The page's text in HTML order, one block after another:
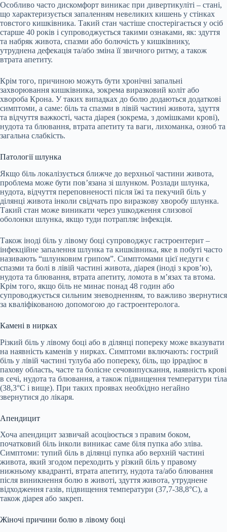
Особливо часто дискомфорт виникає при дивертикуліті – стані,
що характеризується запаленням невеликих кишень у стінках
товстого кишківника. Такий стан частіше спостерігається у осіб
старше 40 років і супроводжується такими ознаками, як: здуття
та набряк живота, спазми або болючість у кишківнику,
утруднена дефекація та/або зміна її звичного ритму, а також
втрата апетиту.
Крім того, причиною можуть бути хронічні запальні
захворювання кишківника, зокрема виразковий коліт або
хвороба Крона. У таких випадках до болю додаються додаткові
симптоми, а саме: біль та спазми в лівій частині живота, здуття
та відчуття важкості, часта діарея (зокрема, з домішками крові),
нудота та блювання, втрата апетиту та ваги, лихоманка, озноб та
загальна слабкість.
Патології шлунка
Якщо біль локалізується ближче до верхньої частини живота,
проблема може бути пов’язана зі шлунком. Розлади шлунка,
нудота, відчуття переповненості після їжі та пекучий біль у
ділянці живота інколи свідчать про виразкову хворобу шлунка.
Такий стан може виникати через ушкодження слизової
оболонки шлунка, якщо туди потрапляє інфекція.
Також іноді біль у лівому боці супроводжує гастроентерит –
інфекційне запалення шлунка та кишківника, яке в побуті часто
називають “шлунковим грипом”. Симптомами цієї недуги є
спазми та болі в лівій частині живота, діарея (іноді з кров’ю),
нудота та блювання, втрата апетиту, ломота в м’язах та втома.
Крім того, якщо біль не минає понад 48 годин або
супроводжується сильним зневодненням, то важливо звернутися
за кваліфікованою допомогою до гастроентеролога.
Камені в нирках
Різкий біль у лівому боці або в ділянці попереку може вказувати
на наявність каменів у нирках. Симптоми включають: гострий
біль у лівій частині тулуба або попереку, біль, що іррадіює в
пахову область, часте та болісне сечовипускання, наявність крові
в сечі, нудота та блювання, а також підвищення температури тіла
(38,3°C і вище). При таких проявах необхідно негайно
звернутися до лікаря.
Апендицит
Хоча апендицит зазвичай асоціюється з правим боком,
початковий біль інколи виникає саме біля пупка або зліва.
Симптоми: тупий біль в ділянці пупка або верхній частині
живота, який згодом переходить у різкий біль у правому
нижньому квадранті, втрата апетиту, нудота та/або блювання
після виникнення болю в животі, здуття живота, утруднене
відходження газів, підвищення температури (37,7-38,8°C), а
також діарея або закреп.
Жіночі причини болю в лівому боці